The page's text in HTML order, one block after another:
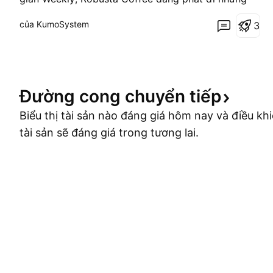
đang thay đổi. Tuy nhiên, ở thời điểm hiện tại, mình
của KumoSystem 3
Đường cong chuyển tiếp
Biểu thị tài sản nào đáng giá hôm nay và điều
tài sản sẽ đáng giá trong tương lai.